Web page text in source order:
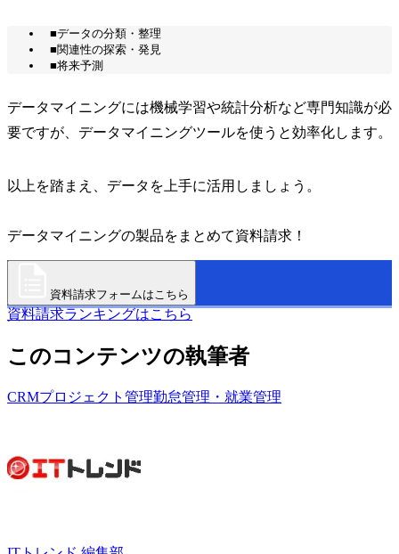
■データの分類・整理
■関連性の探索・発見
■将来予測
データマイニングには機械学習や統計分析など専門知識が必
要ですが、データマイニングツールを使うと効率化します。
以上を踏まえ、データを上手に活用しましょう。
データマイニングの製品をまとめて資料請求！
資料請求フォームはこちら
資料請求ランキングはこちら
このコンテンツの執筆者
CRMプロジェクト管理勤怠管理・就業管理